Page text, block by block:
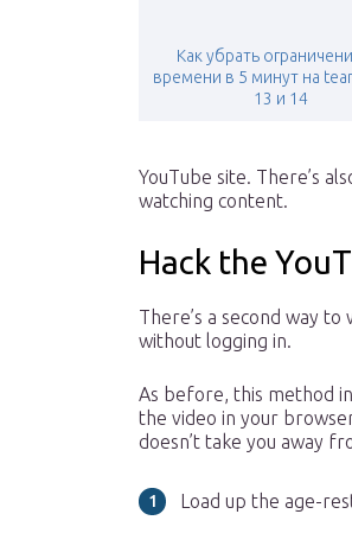
Как убрать
времени в 5 минут на
13 и 14
YouTube site. There’s
watching content.
Hack the
There’s a second way to
without logging in.
As before, this method
the video in your
doesn’t take you away
Load up the age-